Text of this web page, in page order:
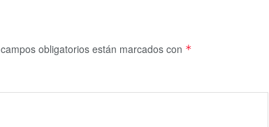
obligatorios están marcados con *